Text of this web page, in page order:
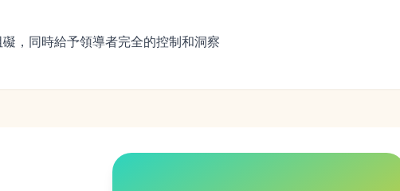
，同時給予領導者完全的控制和洞察